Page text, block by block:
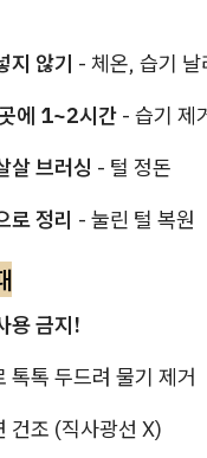
지 않기 - 체온, 습기
에 1~2시간 - 습기 제
살 브러싱 - 털 정돈
로 정리 - 눌린 털 복원
용 금지!
톡 두드려 물기 제거
건조 (직사광선 X)